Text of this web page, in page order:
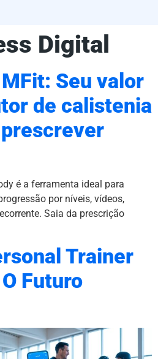
Digital
Seu valor
de calistenia
é a ferramenta ideal para
por níveis, vídeos,
Saia da prescrição
Trainer
Futuro